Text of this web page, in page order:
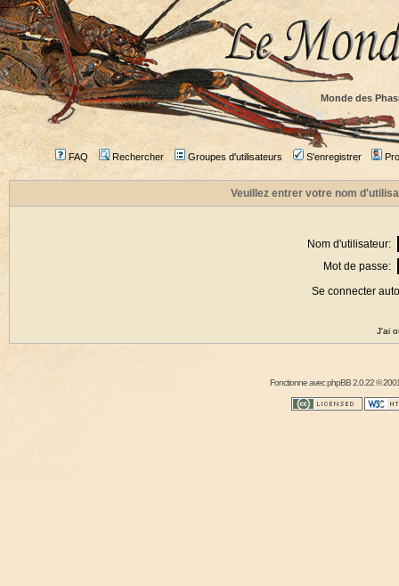
Monde des
FAQ Rechercher Groupes d'utilisateurs S'enregistrer
Veuillez entrer votre nom
Nom d'utilisateur:
Mot de passe:
Se connecter
J'ai
Fonctionne avecphpBB2.0.22 ©